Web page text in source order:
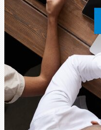
密度なスキャ